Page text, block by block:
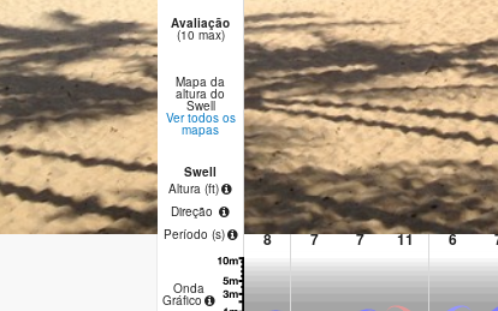
Avaliação
(10 max) 1 0 0 0 0
Mapa da
altura do
Swell
Ver todos os
mapas
Swell
Altura (ft)
Direção
Período (s)
ENE
8
0.9
ENE
7
1.1
ENE
7
0.4
NE
11
1.4
ENE
6
Onda
Gráfico